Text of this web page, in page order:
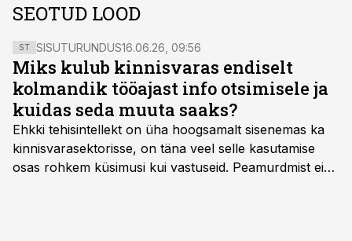
SEOTUD LOOD
ST SISUTURUNDUS16.06.26, 09:56
Miks kulub kinnisvaras endiselt
kolmandik tööajast info otsimisele ja
kuidas seda muuta saaks?
Ehkki tehisintellekt on üha hoogsamalt sisenemas ka
kinnisvarasektorisse, on täna veel selle kasutamise
osas rohkem küsimusi kui vastuseid. Peamurdmist ei